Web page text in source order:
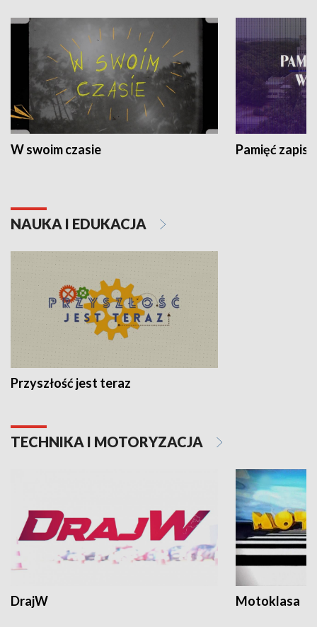
W swoim czasie Pamięć
NAUKA I EDUKACJA
Przyszłość jest teraz
TECHNIKA I MOTORYZACJA
DrajW Motoklasa